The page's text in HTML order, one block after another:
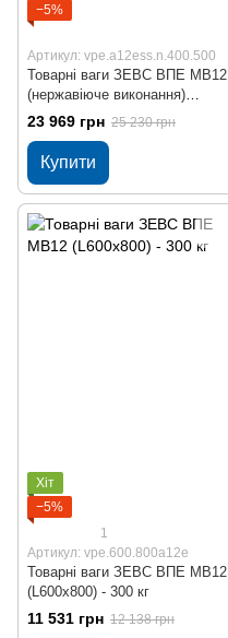
−5%
Артикул: vpe.a12ess.n.400.500
Товарні ваги ЗЕВС ВПЕ МВ12
(нержавіюче виконання)
В400x500 - 30 кг
23 969 грн 25 230 грн
Купити
Хіт
−5%
1
Артикул: vpe.600.800a12e
Товарні ваги ЗЕВС ВПЕ МВ12
(L600x800) - 300 кг
11 531 грн 12 138 грн